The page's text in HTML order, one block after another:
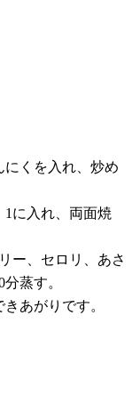
にくを入れ、炒め
1に入れ、両面焼
ー、セロリ、あさ
蒸す。
あがりです。